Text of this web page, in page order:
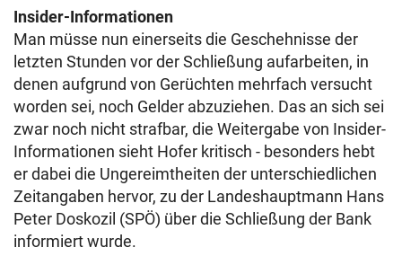
Insider-Informationen
Man müsse nun einerseits die Geschehnisse der
letzten Stunden vor der Schließung aufarbeiten, in
denen aufgrund von Gerüchten mehrfach versucht
worden sei, noch Gelder abzuziehen. Das an sich sei
zwar noch nicht strafbar, die Weitergabe von Insider-
Informationen sieht Hofer kritisch - besonders hebt
er dabei die Ungereimtheiten der unterschiedlichen
Zeitangaben hervor, zu der Landeshauptmann Hans
Peter Doskozil (SPÖ) über die Schließung der Bank
informiert wurde.